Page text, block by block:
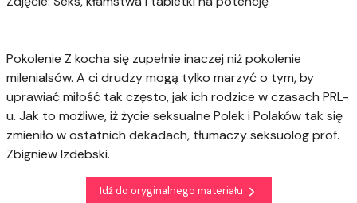
Pokolenie Z kocha się zupełnie inaczej niż pokolenie
milenialsów. A ci drudzy mogą tylko marzyć o tym, by
uprawiać miłość tak często, jak ich rodzice w czasach PRL-
u. Jak to możliwe, iż życie seksualne Polek i Polaków tak się
zmieniło w ostatnich dekadach, tłumaczy seksuolog prof.
Zbigniew Izdebski.
Idź do oryginalnego materiału